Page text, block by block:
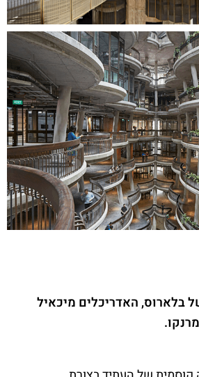
בלארוס, האדריכלים מיכאיל